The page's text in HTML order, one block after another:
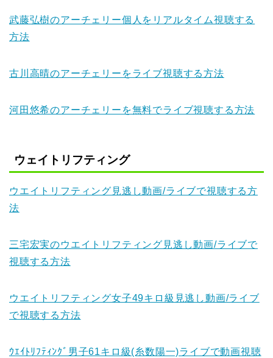
武藤弘樹のアーチェリー個人をリアルタイム視聴する
方法
古川高晴のアーチェリーをライブ視聴する方法
河田悠希のアーチェリーを無料でライブ視聴する方法
ウェイトリフティング
ウエイトリフティング見逃し動画/ライブで視聴する方
法
三宅宏実のウエイトリフティング見逃し動画/ライブで
視聴する方法
ウエイトリフティング女子49キロ級見逃し動画/ライブ
で視聴する方法
ｳｴｲﾄﾘﾌﾃｨﾝｸﾞ男子61キロ級(糸数陽一)ライブで動画視聴